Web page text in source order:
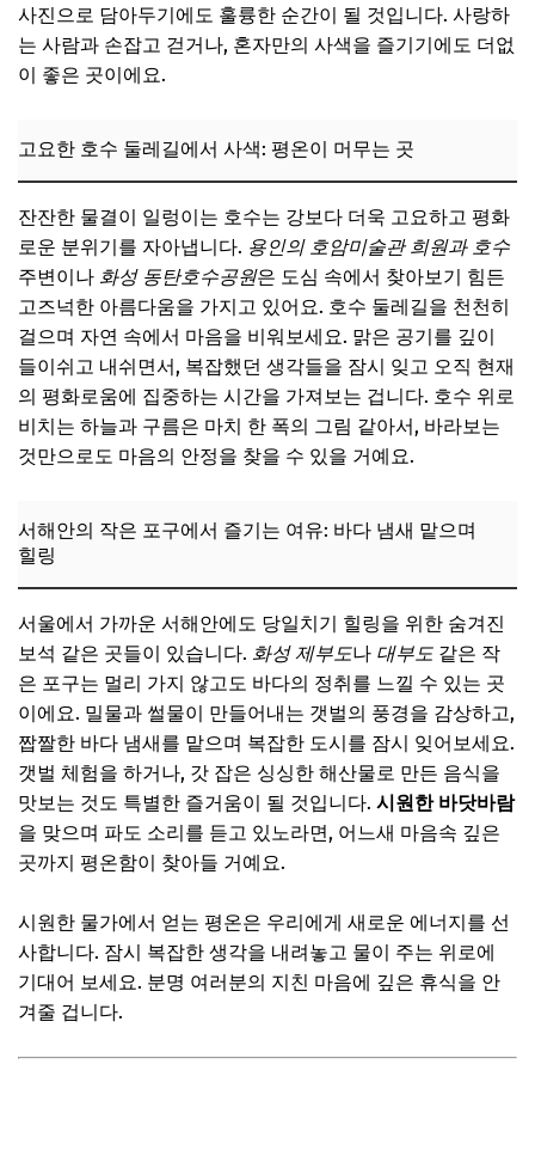
사진으로 담아두기에도 훌륭한 순간이 될 것입니다. 사랑하
는 사람과 손잡고 걷거나, 혼자만의 사색을 즐기기에도 더없
이 좋은 곳이에요.
고요한 호수 둘레길에서 사색: 평온이 머무는 곳
잔잔한 물결이 일렁이는 호수는 강보다 더욱 고요하고 평화
로운 분위기를 자아냅니다. 용인의 호암미술관 희원과 호수
주변이나 화성 동탄호수공원은 도심 속에서 찾아보기 힘든
고즈넉한 아름다움을 가지고 있어요. 호수 둘레길을 천천히
걸으며 자연 속에서 마음을 비워보세요. 맑은 공기를 깊이
들이쉬고 내쉬면서, 복잡했던 생각들을 잠시 잊고 오직 현재
의 평화로움에 집중하는 시간을 가져보는 겁니다. 호수 위로
비치는 하늘과 구름은 마치 한 폭의 그림 같아서, 바라보는
것만으로도 마음의 안정을 찾을 수 있을 거예요.
서해안의 작은 포구에서 즐기는 여유: 바다 냄새 맡으며
힐링
서울에서 가까운 서해안에도 당일치기 힐링을 위한 숨겨진
보석 같은 곳들이 있습니다. 화성 제부도나 대부도 같은 작
은 포구는 멀리 가지 않고도 바다의 정취를 느낄 수 있는 곳
이에요. 밀물과 썰물이 만들어내는 갯벌의 풍경을 감상하고,
짭짤한 바다 냄새를 맡으며 복잡한 도시를 잠시 잊어보세요.
갯벌 체험을 하거나, 갓 잡은 싱싱한 해산물로 만든 음식을
맛보는 것도 특별한 즐거움이 될 것입니다. 시원한 바닷바람
을 맞으며 파도 소리를 듣고 있노라면, 어느새 마음속 깊은
곳까지 평온함이 찾아들 거예요.
시원한 물가에서 얻는 평온은 우리에게 새로운 에너지를 선
사합니다. 잠시 복잡한 생각을 내려놓고 물이 주는 위로에
기대어 보세요. 분명 여러분의 지친 마음에 깊은 휴식을 안
겨줄 겁니다.